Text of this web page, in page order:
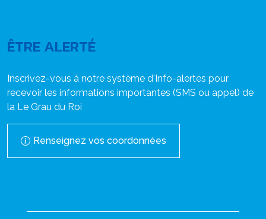
ÊTRE ALERTÉ
Inscrivez-vous à notre système d'Info-alertes pour
recevoir les informations importantes (SMS ou appel) de
la Le Grau du Roi
Renseignez vos coordonnées